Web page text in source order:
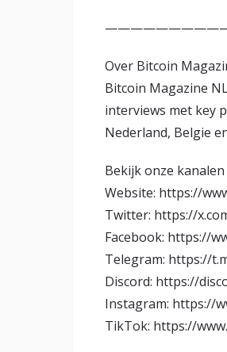
Over Bitcoin
Bitcoin Magazine
interviews met key
Nederland, Belgie
Bekijk onze
Website: https://
Twitter: https://
Facebook: https://
Telegram: https://
Discord: https://
Instagram: https://
TikTok: https://